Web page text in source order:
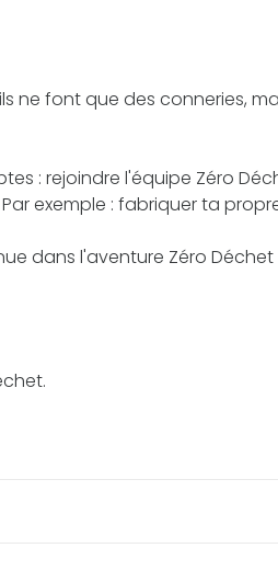
ne font que des conneries,
: rejoindre l'équipe Zéro
exemple : fabriquer ta
dans l'aventure Zéro Déchet